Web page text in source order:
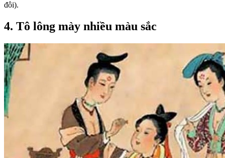
đôi).
4. Tô lông mày nhiều màu sắc